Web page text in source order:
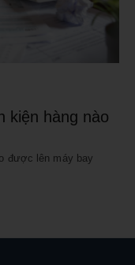
kiện hàng nào
được lên máy bay